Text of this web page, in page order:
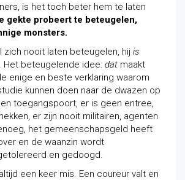
is het toch beter hem te laten
gekte probeert te beteugelen,
monsters.
zich nooit laten beteugelen, hij is
Het beteugelende idee: dat maakt
enige en beste verklaring waarom
kunnen doen naar de dwazen op
toegangspoort, er is geen entree,
er zijn nooit militairen, agenten
het gemeenschapsgeld heeft
en de waanzin wordt
en gedoogd.
een keer mis. Een coureur valt en